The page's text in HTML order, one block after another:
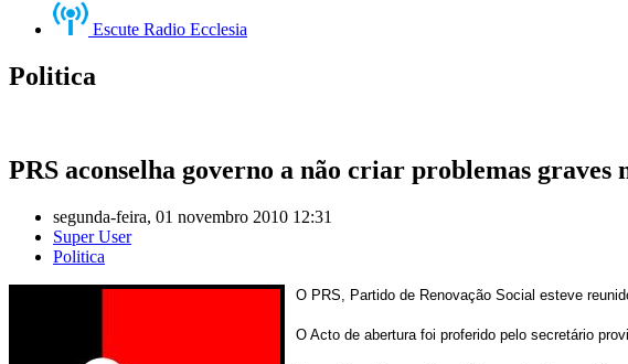
Escute Radio Ecclesia
Politica
PRS aconselha governo a não criar problemas graves
segunda-feira, 01 novembro 2010 12:31
Super User
Politica
O PRS, Partido de Renovação Social esteve
O Acto de abertura foi proferido pelo secretário